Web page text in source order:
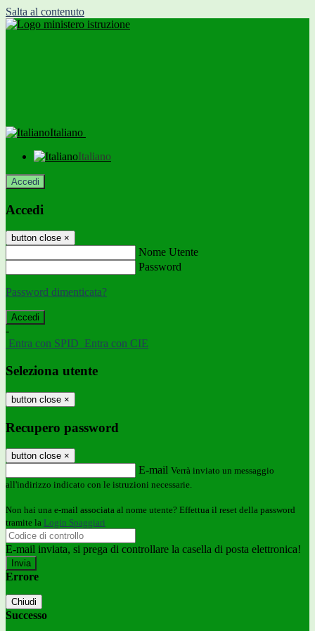
Salta al contenuto
Italiano
Italiano
Accedi
Accedi
button close ×
Nome Utente
Password
Password dimenticata?
-
Entra con SPID Entra con CIE
Seleziona utente
button close ×
Recupero password
button close ×
E-mail Verrà inviato un messaggio
all'indirizzo indicato con le istruzioni necessarie.
Non hai una e-mail associata al nome utente? Effettua il reset della password
tramite la Login Spaggiari
E-mail inviata, si prega di controllare la casella di posta elettronica!
Errore
Chiudi
Successo